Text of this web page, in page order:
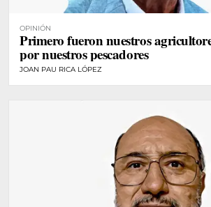
OPINIÓN
Primero fueron nuestros
por nuestros pescadores
JOAN PAU RICA LÓPEZ